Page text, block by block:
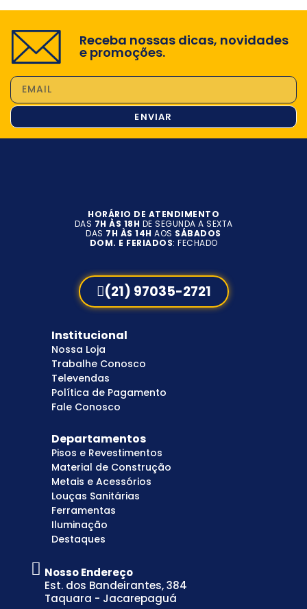
Receba nossas dicas, novidades
e promoções.
ENVIAR
HORÁRIO DE ATENDIMENTO
DAS 7H ÀS 18H DE SEGUNDA A SEXTA
DAS 7H ÀS 14H AOS SÁBADOS
DOM. E FERIADOS: FECHADO
(21) 97035-2721
Institucional
Nossa Loja
Trabalhe Conosco
Televendas
Política de Pagamento
Fale Conosco
Departamentos
Pisos e Revestimentos
Material de Construção
Metais e Acessórios
Louças Sanitárias
Ferramentas
Iluminação
Destaques
Nosso Endereço
Est. dos Bandeirantes, 384
Taquara - Jacarepaguá